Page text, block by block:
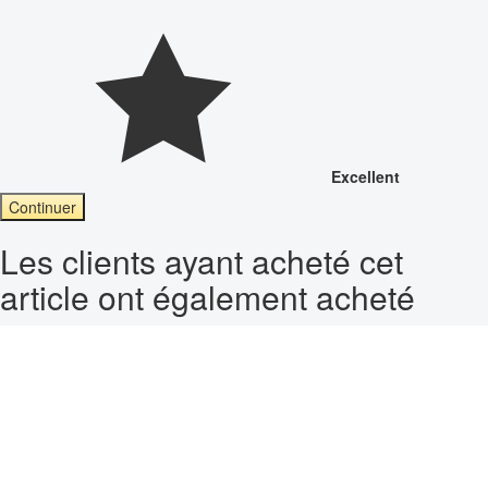
Excellent
Continuer
Les clients ayant acheté cet
article ont également acheté